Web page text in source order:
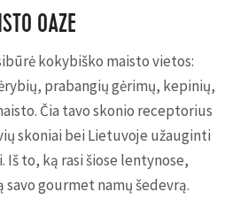
OAZĖ
kokybiško maisto vietos:
prabangių gėrimų, kepinių,
Čia tavo skonio receptorius
skoniai bei Lietuvoje užauginti
Iš to, ką rasi šiose lentynose,
gourmet namų šedevrą.